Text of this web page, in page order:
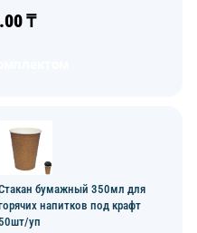
₸
бумажный 350мл для
напитков под крафт
уп